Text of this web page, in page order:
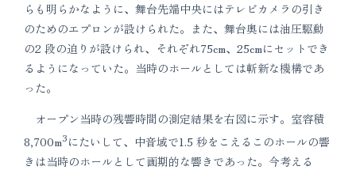
らも明らかなように、舞台先端中央にはテレビカメラの引き
のためのエプロンが設けられた。また、舞台奥には油圧駆動
の2 段の迫りが設けられ、それぞれ75cm、25cmにセットでき
るようになっていた。当時のホールとしては斬新な機構であ
った。
オープン当時の残響時間の測定結果を右図に示す。室容積
8,700m3にたいして、中音域で1.5 秒をこえるこのホールの響
きは当時のホールとして画期的な響きであった。今考える